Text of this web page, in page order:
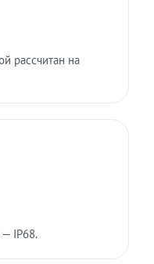
рассчитан на
IP68.